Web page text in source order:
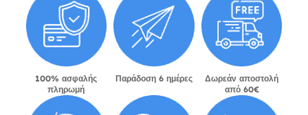
100% ασφαλής
πληρωμή
Παράδοση 6 ημέρες
Δωρεάν αποστολή
από 60€